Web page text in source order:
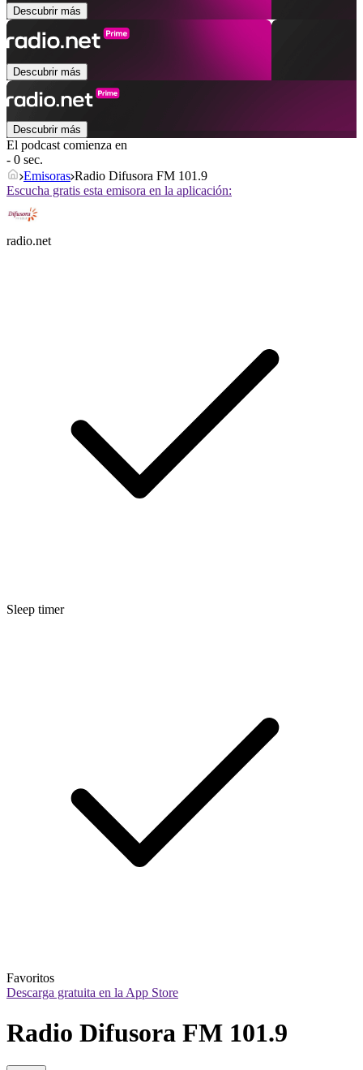
Descubrir más
Descubrir más
Descubrir más
El podcast comienza en
- 0 sec.
Emisoras Radio Difusora FM 101.9
Escucha gratis esta emisora en la aplicación:
radio.net
Sleep timer
Favoritos
Descarga gratuita en la App Store